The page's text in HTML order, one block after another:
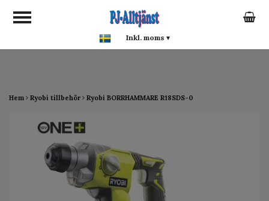
google-site-verification:
google0142a1f5f0015a93.html
Hem Ryobi tillbehör Ryobi BORRHAMMARE R18SDS-0
Inkl. moms ▾